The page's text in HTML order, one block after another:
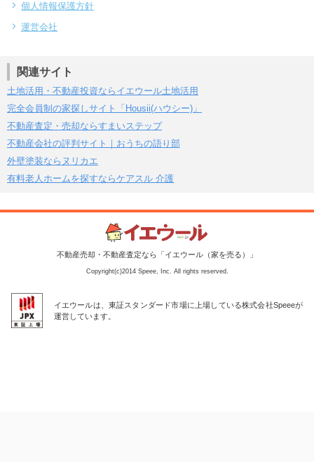
個人情報保護方針
運営会社
関連サイト
土地活用・不動産投資ならイエウール土地活用
完全会員制の家探しサイト「Housii(ハウシー)」
不動産査定・売却ならすまいステップ
不動産会社の評判サイト｜おうちの語り部
外壁塗装ならヌリカエ
有料老人ホームを探すならケアスル 介護
不動産売却・不動産査定なら「イエウール（家を売る）」
Copyright(c)2014 Speee, Inc. All rights reserved.
イエウールは、東証スタンダード市場に上場している株式会社Speeeが
運営しています。